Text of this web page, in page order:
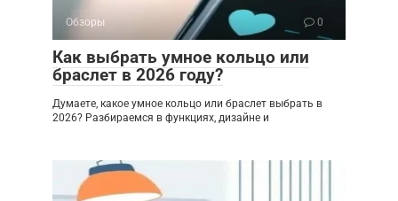
Обзоры 0
Как выбрать умное кольцо или
браслет в 2026 году?
Думаете, какое умное кольцо или браслет выбрать в
2026? Разбираемся в функциях, дизайне и